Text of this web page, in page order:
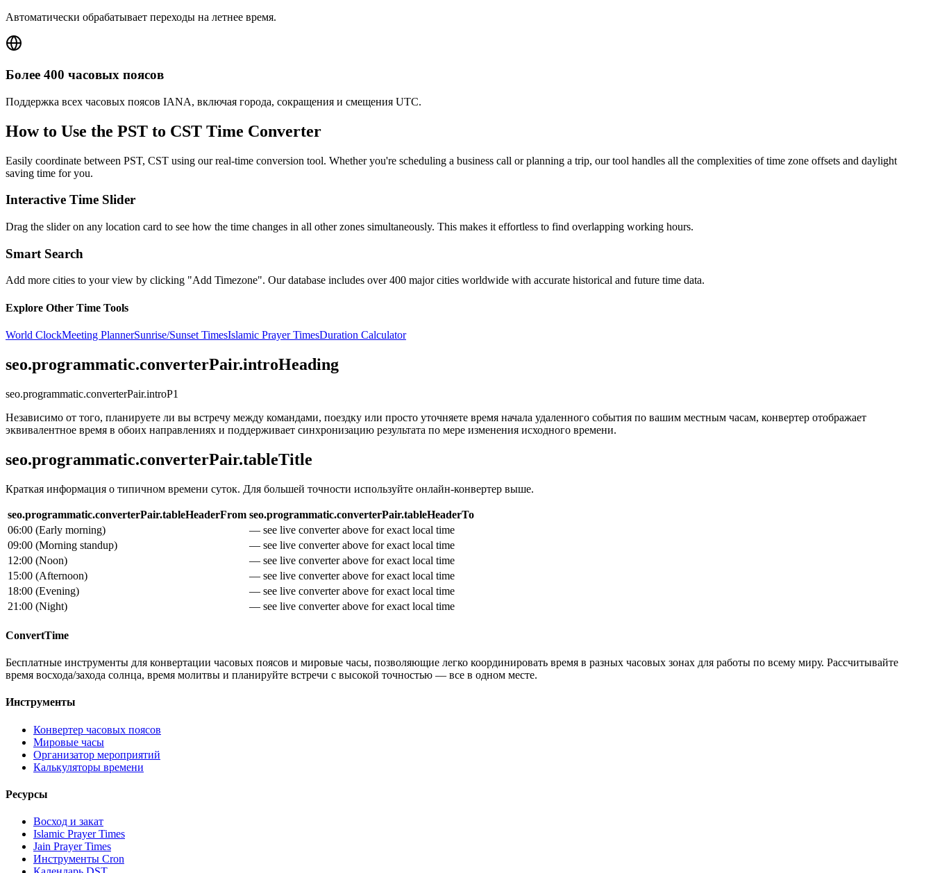
Автоматически обрабатывает переходы на летнее время.
Более 400 часовых поясов
Поддержка всех часовых поясов IANA, включая города, сокращения и смещения UTC.
How to Use the PST to CST Time Converter
Easily coordinate between PST, CST using our real-time conversion tool. Whether you're scheduling a business call or planning a trip, our tool handles all the complexities of time zone offsets and daylight
saving time for you.
Interactive Time Slider
Drag the slider on any location card to see how the time changes in all other zones simultaneously. This makes it effortless to find overlapping working hours.
Smart Search
Add more cities to your view by clicking "Add Timezone". Our database includes over 400 major cities worldwide with accurate historical and future time data.
Explore Other Time Tools
World ClockMeeting PlannerSunrise/Sunset TimesIslamic Prayer TimesDuration Calculator
seo.programmatic.converterPair.introHeading
seo.programmatic.converterPair.introP1
Независимо от того, планируете ли вы встречу между командами, поездку или просто уточняете время начала удаленного события по вашим местным часам, конвертер отображает
эквивалентное время в обоих направлениях и поддерживает синхронизацию результата по мере изменения исходного времени.
seo.programmatic.converterPair.tableTitle
Краткая информация о типичном времени суток. Для большей точности используйте онлайн-конвертер выше.
seo.programmatic.converterPair.tableHeaderFrom seo.programmatic.converterPair.tableHeaderTo
06:00 (Early morning)
— see live converter above for exact local time
09:00 (Morning standup)
— see live converter above for exact local time
12:00 (Noon)
— see live converter above for exact local time
15:00 (Afternoon)
— see live converter above for exact local time
18:00 (Evening)
— see live converter above for exact local time
21:00 (Night) — see live converter above for exact local time
ConvertTime
Бесплатные инструменты для конвертации часовых поясов и мировые часы, позволяющие легко координировать время в разных часовых зонах для работы по всему миру. Рассчитывайте
время восхода/захода солнца, время молитвы и планируйте встречи с высокой точностью — все в одном месте.
Инструменты
Конвертер часовых поясов
Мировые часы
Организатор мероприятий
Калькуляторы времени
Ресурсы
Восход и закат
Islamic Prayer Times
Jain Prayer Times
Инструменты Cron